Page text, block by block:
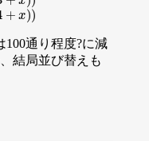
100通り程度?に減
結局並び替えも